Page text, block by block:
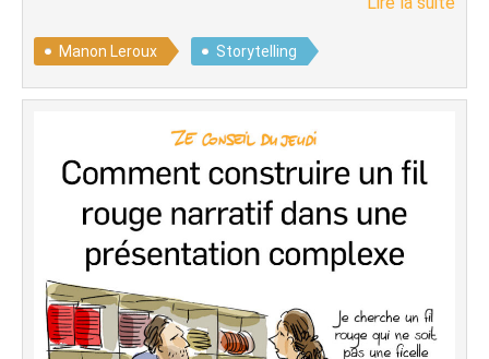
Manon Leroux Storytelling